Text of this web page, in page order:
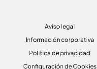
Aviso legal
Información corporativa
Politica de privacidad
Configuración de Cookies